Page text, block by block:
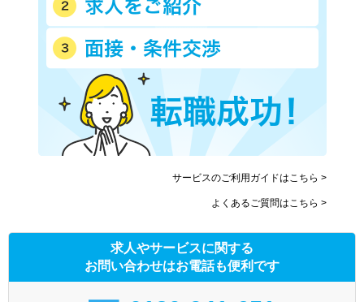
サービスのご利用ガイドはこちら >
よくあるご質問はこちら >
求人やサービスに関する
お問い合わせはお電話も便利です